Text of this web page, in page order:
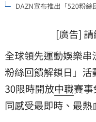
DAZN宣布推出「520粉絲
[廣告]
全球領先運動娛樂串
粉絲回饋解鎖日」活
30限時開放中職賽
同感受最即時、最熱